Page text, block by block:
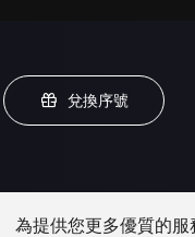
兌換序號
為提供您更多優質的